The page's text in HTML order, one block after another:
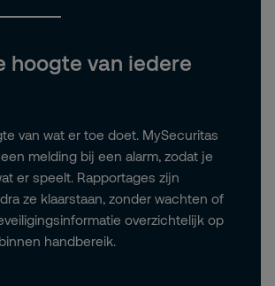
hoogte van iedere
van wat er toe doet. MySecuritas
melding bij een alarm, zodat je
er speelt. Rapportages zijn
ze klaarstaan, zonder wachten of
overzichtelijk op
handbereik.